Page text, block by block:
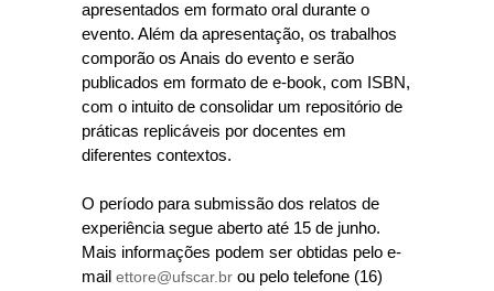
apresentados em formato oral durante o
evento. Além da apresentação, os trabalhos
comporão os Anais do evento e serão
publicados em formato de e-book, com ISBN,
com o intuito de consolidar um repositório de
práticas replicáveis por docentes em
diferentes contextos.
O período para submissão dos relatos de
experiência segue aberto até 15 de junho.
Mais informações podem ser obtidas pelo e-
mail ettore@ufscar.br ou pelo telefone (16)